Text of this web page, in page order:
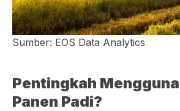
Sumber: EOS Data Analytics
Pentingkah
Panen Padi?